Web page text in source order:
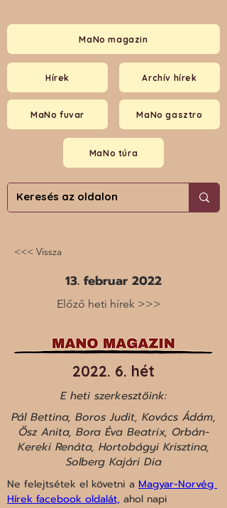
Hírek
MaNo magazin
MaNo fuvar MaNo gasztro
MaNo túra
Archív hírek
<<< Vissza
13. februar 2022
Előző heti hírek >>>
2022. 6. hét
E heti szerkesztőink:
Pál Bettina, Boros Judit, Kovács Ádám,
Ősz Anita, Bora Éva Beatrix, Orbán-
Kereki Renáta, Hortobágyi Krisztina,
Solberg Kajári Dia
Ne felejtsétek el követni a Magyar-Norvég
Hírek facebook oldalát, ahol napi